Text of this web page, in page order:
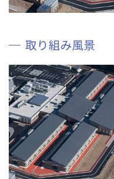
取り組み風景